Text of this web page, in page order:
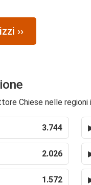
››
Chiese nelle
3.744
2.026
1.572